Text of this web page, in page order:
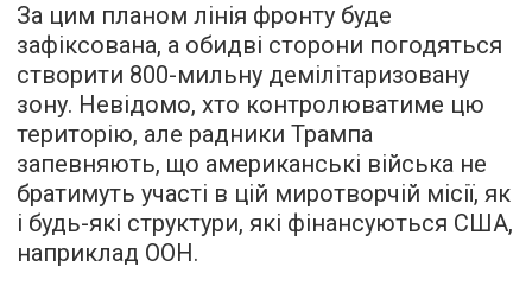
За цим планом лінія фронту буде
зафіксована, а обидві сторони погодяться
створити 800-мильну демілітаризовану
зону. Невідомо, хто контролюватиме цю
територію, але радники Трампа
запевняють, що американські війська не
братимуть участі в цій миротворчій місії, як
і будь-які структури, які фінансуються США,
наприклад ООН.